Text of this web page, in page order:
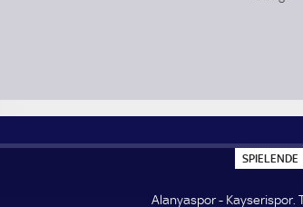
SPIELENDE
P
E
Alanyaspor - Kayserispor.